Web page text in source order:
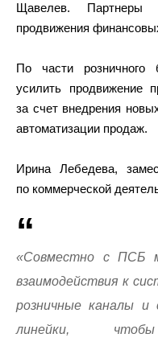
Щавелев. Партнеры
продвижения
По части розничного
усилить продвижение
за счет внедрения
автоматизации продаж.
Ирина Лебедева,
по коммерческой
«Совместно с ПСБ
взаимодействия к
розничные каналы и
линейки,